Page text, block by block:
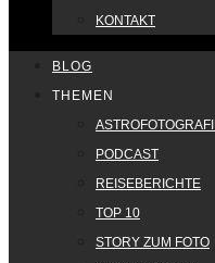
KONTAKT
BLOG
THEMEN
PODCAST
REISEBERICHTE
TOP 10
STORY ZUM FOTO